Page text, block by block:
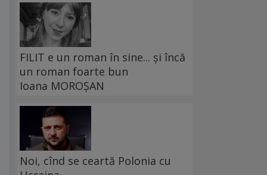
FILIT e un roman în sine... și încă
un roman foarte bun
Ioana MOROȘAN
Noi, cînd se ceartă Polonia cu